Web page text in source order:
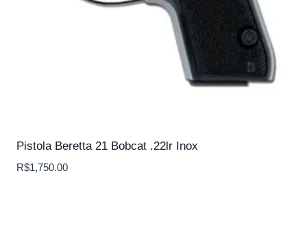
Pistola Beretta 21 Bobcat .22lr Inox
R$1,750.00